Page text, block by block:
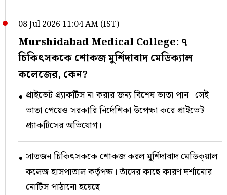
08 Jul 2026 11:04 AM (IST)
Murshidabad Medical College: ৭
চিকিৎসককে শোকজ মুর্শিদাবাদ মেডিক্যাল
কলেজের, কেন?
প্রাইভেট প্র্যাকটিস না করার জন্য বিশেষ ভাতা পান। সেই
ভাতা পেয়েও সরকারি নির্দেশিকা উপেক্ষা করে প্রাইভেট
প্র্যাকটিসের অভিযোগ।
সাতজন চিকিৎসককে শোকজ করল মুর্শিদাবাদ মেডিক্য়াল
কলেজ হাসপাতাল কর্তৃপক্ষ। তাঁদের কাছে কারণ দর্শানোর
নোটিস পাঠানো হয়েছে।